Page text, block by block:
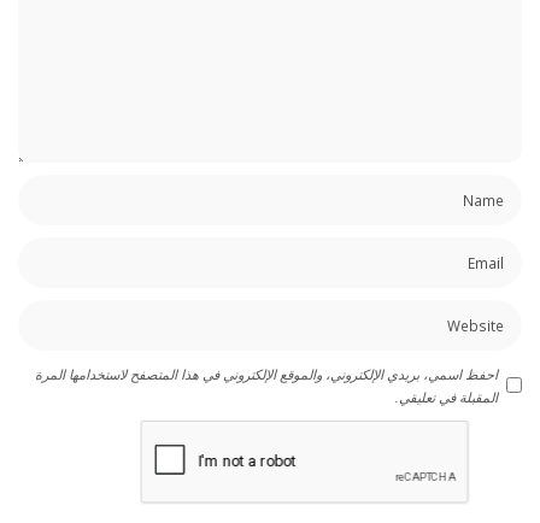
احفظ اسمي، بريدي الإلكتروني، والموقع الإلكتروني في هذا المتصفح لاستخدامها المرة
المقبلة في تعليقي.